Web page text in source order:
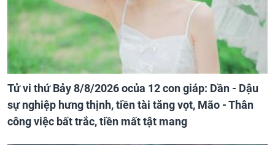
Tử vi thứ Bảy 8/8/2026 ocủa 12 con giáp: Dần - Dậu
sự nghiệp hưng thịnh, tiền tài tăng vọt, Mão - Thân
công việc bất trắc, tiền mất tật mang